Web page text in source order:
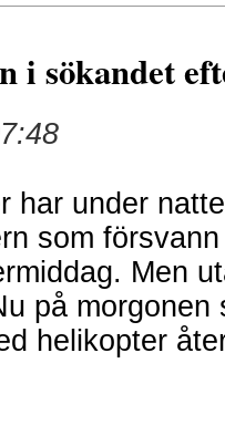
i sökandet
har under
som
Men
på morgonen
helikopter